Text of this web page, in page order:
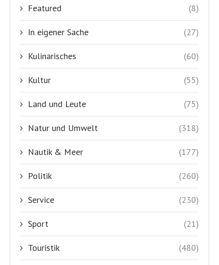
Featured (8)
In eigener Sache (27)
Kulinarisches (60)
Kultur (55)
Land und Leute (75)
Natur und Umwelt (318)
Nautik & Meer (177)
Politik (260)
Service (230)
Sport (21)
Touristik (480)